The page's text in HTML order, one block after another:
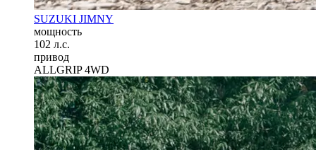
SUZUKI JIMNY
мощность
102 л.с.
привод
ALLGRIP 4WD